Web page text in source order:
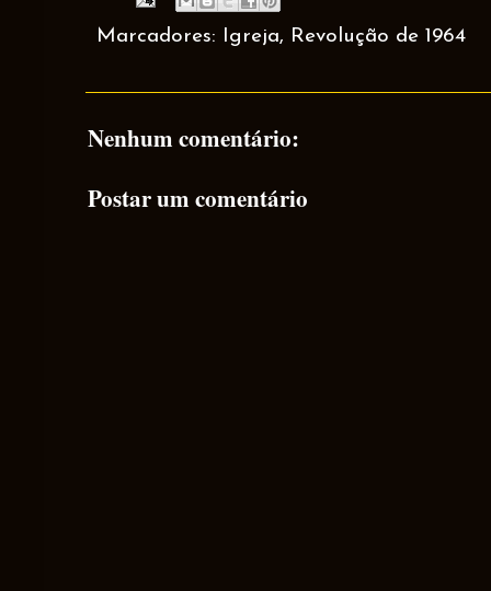
Marcadores: Igreja, Revolução de 1964
Nenhum comentário:
Postar um comentário